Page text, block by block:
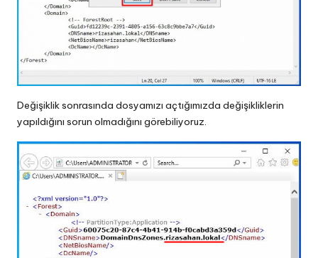
Değişiklik sonrasında dosyamızı açtığımızda değişikliklerin
yapıldığını sorun olmadığını görebiliyoruz.